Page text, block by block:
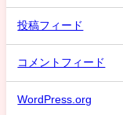
投稿フィード
コメントフィード
WordPress.org